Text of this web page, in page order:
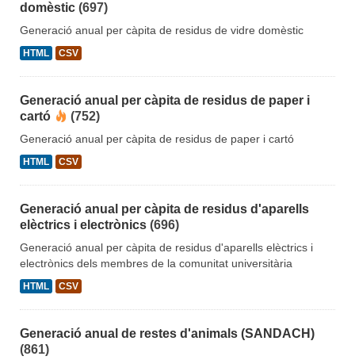
domèstic (697)
Generació anual per càpita de residus de vidre domèstic
HTML CSV
Generació anual per càpita de residus de paper i
cartó
(752)
Generació anual per càpita de residus de paper i cartó
HTML CSV
Generació anual per càpita de residus d'aparells
elèctrics i electrònics (696)
Generació anual per càpita de residus d'aparells elèctrics i
electrònics dels membres de la comunitat universitària
HTML CSV
Generació anual de restes d'animals (SANDACH)
(861)